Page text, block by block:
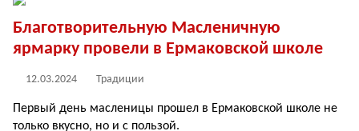
Благотворительную Масленичную
ярмарку провели в Ермаковской школе
12.03.2024 Традиции
Первый день масленицы прошел в Ермаковской школе не
только вкусно, но и с пользой.